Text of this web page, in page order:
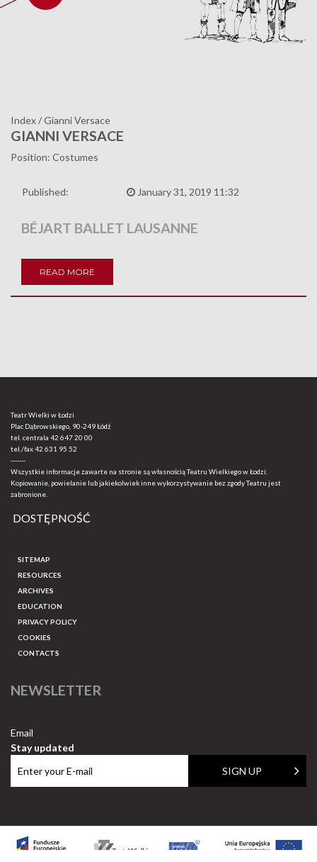
Index/Gianni Versace
GIANNI VERSACE
Position: Costumes
Published: January 31, 2019 11:32
BÉJART BALLET LAUSANNE
READ MORE
Teatr Wielki w Łodzi
Plac Dąbrowskiego, 90-249 Łódź
tel. centrala 42 647 20 00
tel./fax42 631 95 52
-------
Wszystkie informacje zawarte na stronie są własnością Teatru Wielkiego w Łodzi.
Kopiowanie, powielanie lub jakiekolwiek inne wykorzystywanie bez zgody Teatru jest
zabronione.
DOSTĘPNOŚĆ
SITEMAP
RESOURCES
ARCHIVES
EDUCATION
PRIVACY POLICY
COOKIES
CONTACTS
NEWSLETTER
Email
Stay updated